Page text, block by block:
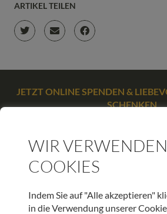
ARTIKEL TEILEN
JETZT ONLINE SPENDEN &
SCHENKEN
WEITERE BEITRÄGE DIESER
WIR VERWENDEN
COOKIES
Indem Sie auf "Alle akzeptieren"
in die Verwendung unserer